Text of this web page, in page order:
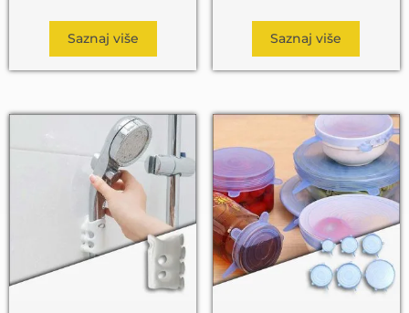
Saznaj više Saznaj više